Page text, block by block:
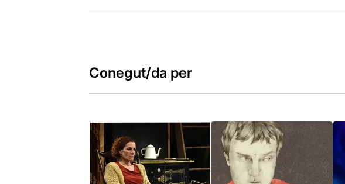
Conegut/da per